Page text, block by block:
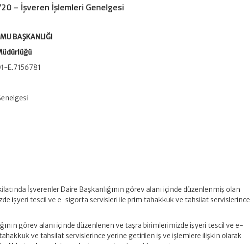
– İşveren İşlemleri Genelgesi
BAŞKANLIĞI
E.7156781
İşverenler Daire Başkanlığının görev alanı içinde düzenlenmiş olan
işyeri tescil ve e-sigorta servisleri ile prim tahakkuk ve tahsilat servislerince
görev alanı içinde düzenlenen ve taşra birimlerimizde işyeri tescil ve e-
ve tahsilat servislerince yerine getirilen iş ve işlemlere ilişkin olarak